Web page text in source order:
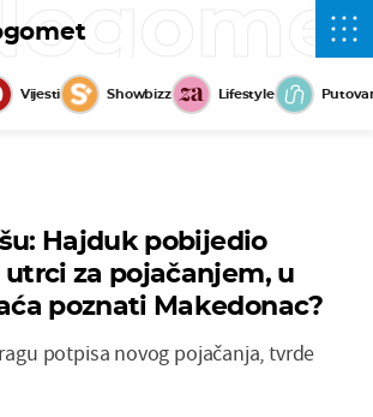
Vijesti Showbizz Lifestyle
Hajduk pobijedio
za pojačanjem, u
poznati Makedonac?
potpisa novog pojačanja, tvrde